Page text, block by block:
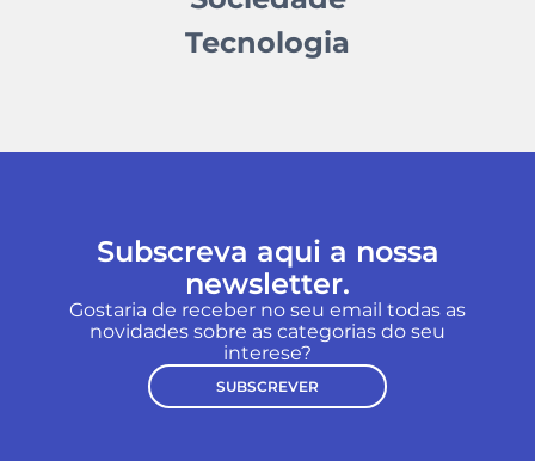
Tecnologia
Subscreva aqui a nossa
newsletter.
Gostaria de receber no seu email todas as
novidades sobre as categorias do seu
interese?
SUBSCREVER